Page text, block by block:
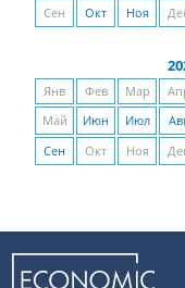
Сен
Окт Ноя
Янв Фев Мар
Май
Июн Июл
Сен
Окт Ноя